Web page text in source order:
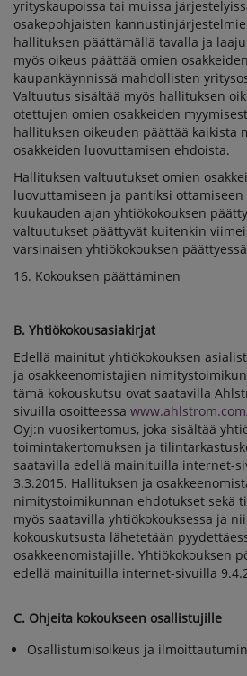
yrityskaupoissa tai muissa
osakepohjaisten
hallituksen päättämällä tavalla ja
myös oikeus päättää omien
kaupankäynnissä mahdollisten
Valtuutus sisältää myös hallituksen
otettujen omien osakkeiden
hallituksen oikeuden päättää kaikista
osakkeiden luovuttamisen ehdoista.
Hallituksen valtuutukset omien
luovuttamiseen ja pantiksi ottamiseen
kuukauden ajan yhtiökokouksen
valtuutukset päättyvät kuitenkin
varsinaisen yhtiökokouksen
16. Kokouksen päättäminen
B. Yhtiökokousasiakirjat
Edellä mainitut yhtiökokouksen
ja osakkeenomistajien
tämä kokouskutsu ovat saatavilla
sivuilla osoitteessa
Oyj:n vuosikertomus, joka sisältää
toimintakertomuksen ja
saatavilla edellä mainituilla internet-
3.3.2015. Hallituksen ja
nimitystoimikunnan ehdotukset sekä
myös saatavilla yhtiökokouksessa ja
kokouskutsusta lähetetään
osakkeenomistajille. Yhtiökokouksen
edellä mainituilla internet-sivuilla
C. Ohjeita kokoukseen osallistujille
Osallistumisoikeus ja